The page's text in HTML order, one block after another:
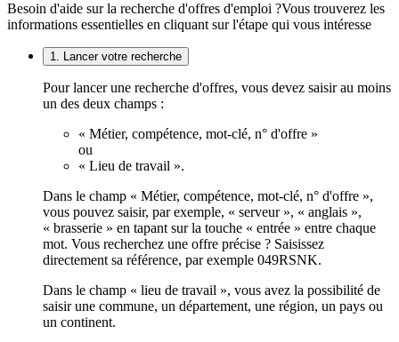
Besoin d'aide sur la recherche d'offres d'emploi ?Vous trouverez les
informations essentielles en cliquant sur l'étape qui vous intéresse
1. Lancer votre recherche
Pour lancer une recherche d'offres, vous devez saisir au moins
un des deux champs :
« Métier, compétence, mot-clé, n° d'offre »
ou
« Lieu de travail ».
Dans le champ « Métier, compétence, mot-clé, n° d'offre »,
vous pouvez saisir, par exemple, « serveur », « anglais »,
« brasserie » en tapant sur la touche « entrée » entre chaque
mot. Vous recherchez une offre précise ? Saisissez
directement sa référence, par exemple 049RSNK.
Dans le champ « lieu de travail », vous avez la possibilité de
saisir une commune, un département, une région, un pays ou
un continent.